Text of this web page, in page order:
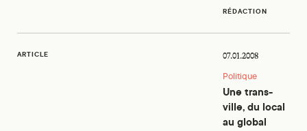
RÉDACTION
ARTICLE 07.01.2008
Politique
Une trans-
ville, du local
au global